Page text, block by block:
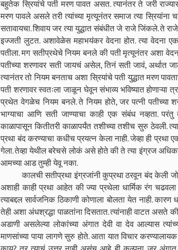
बहुतेक स्रियांचे पती मरण पावत असत. त्यानंतर ते जरी
मरण पावले असले तरी त्यांच्या मृत्यूनंतर समाज त्या स्रियांना
सतावायचा. शिवाय जर त्या युद्धात संबंधीत जे राजे जिंकले. ते
इज्जती लुटत. अशावेळेस महाभयंकर वेदना होत. त्या वेदना
पतीला. मग सतीप्रथेचे नियम बनले की पती मृत्यूनंतर अशा
पतीच्या शरणावर सती जायचं असेल, तिनं सती जावं, अर्थात
त्यानंतर तो नियम बनताच अशा स्रियांचे पती युद्धात मरण
पती शरणावर स्वतःला जाळून घेवून संभाव्य भविष्यात होणाऱ्या
प्रथेत वेगळेच नियम बनले. ते नियम होते, जर पत्नी पतीच्या
भाग्याचा आणि सती जाण्याचा काही एक संबंध नव्हता.
काळापासून कितीतरी काळापर्यंत तशीच्या तशीच सुरु ठेवली.
प्रथा बंद करण्याचा कधीच प्रयत्न केला नाही. जेव्हा ही प्रथा
गेला. तेव्हा येथील बरेचसे लोकं असे होते की ते त्या इंग्रज
आमच्या आड तुम्ही येवू नका.
कालची सतीप्रथा इंग्रजांनी कुप्रथा ठरवून बंद केली
अशाही काही प्रथा आहेत की ज्या प्रथेला धार्मिक रंग
त्याबद्दल सार्वजनिक ठिकाणी कोणाला बोलता येत नाही.
तेही अशा अंधश्रद्धा पाळतांना दिसतात. त्यांनाही वाटत
अडाणी असलेल्या लोकांच्या अंगात देवी वा देव आल्यास
माणसांच्या पाया लागणे सुरु होते. आता यात विचार